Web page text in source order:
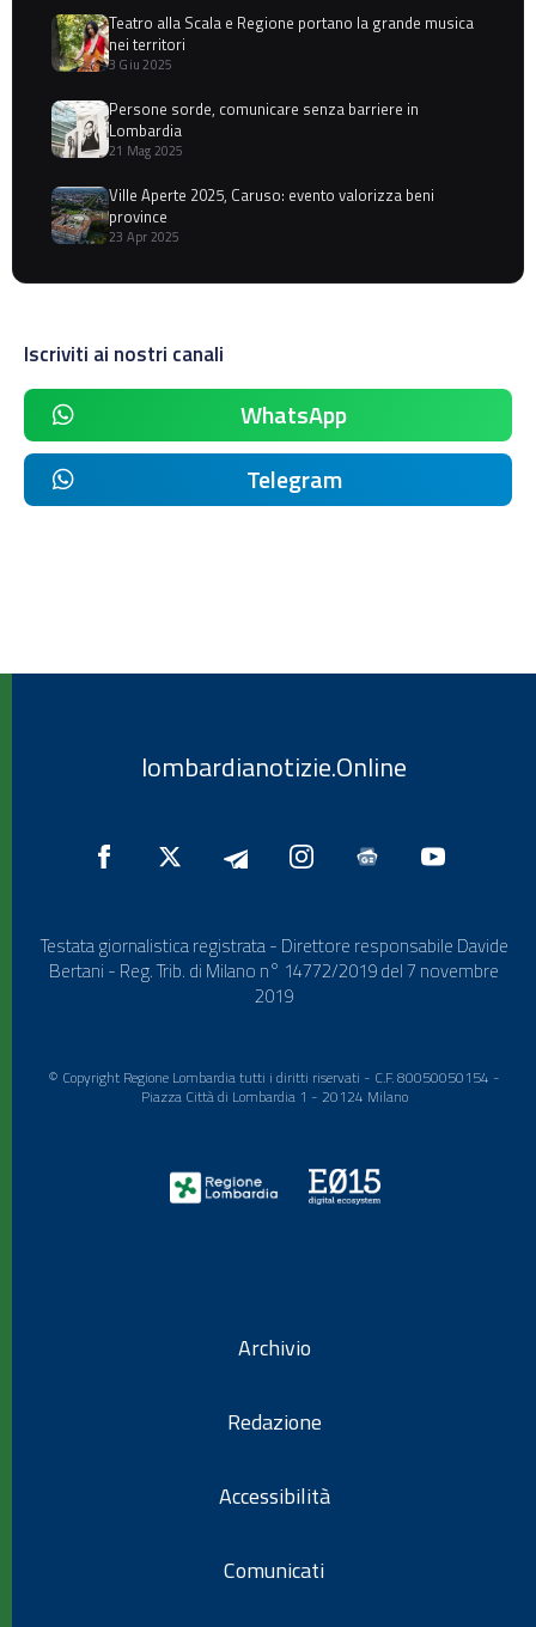
Teatro alla Scala e Regione portano la grande musica
nei territori
3 Giu 2025
Persone sorde, comunicare senza barriere in
Lombardia
21 Mag 2025
Ville Aperte 2025, Caruso: evento valorizza beni
province
23 Apr 2025
Iscriviti ai nostri canali
WhatsApp
Telegram
lombardianotizie.Online
Testata giornalistica registrata - Direttore responsabile Davide
Bertani - Reg. Trib. di Milano n° 14772/2019 del 7 novembre
2019
© Copyright Regione Lombardia tutti i diritti riservati - C.F. 80050050154 -
Piazza Città di Lombardia 1 - 20124 Milano
Archivio
Redazione
Accessibilità
Comunicati